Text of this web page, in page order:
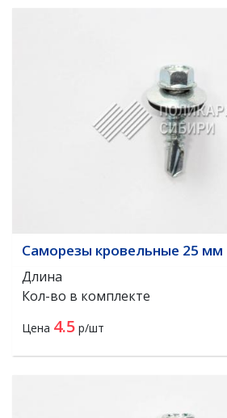
Саморезы кровельные 25 мм
Длина
Кол-во в комплекте
Цена 4.5 р/шт